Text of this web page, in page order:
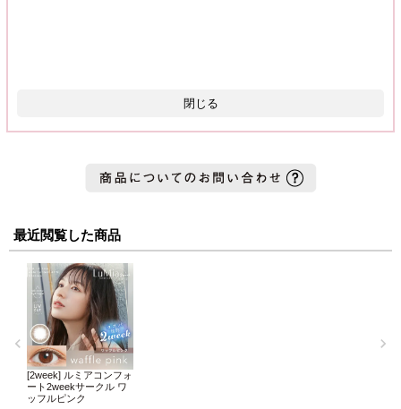
閉じる
最近閲覧した商品
[2week] ルミアコンフォ
ート2weekサークル ワ
ッフルピンク